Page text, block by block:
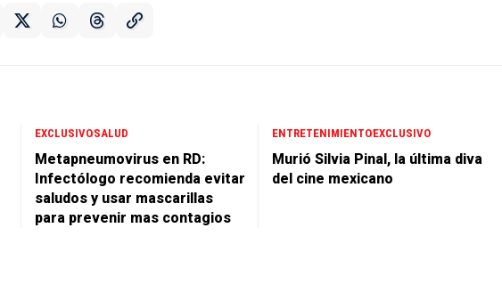
EXCLUSIVOSALUD
Metapneumovirus en RD:
Infectólogo recomienda evitar
saludos y usar mascarillas
para prevenir mas contagios
ENTRETENIMIENTOEXCLUSIVO
Murió Silvia Pinal, la última diva
del cine mexicano